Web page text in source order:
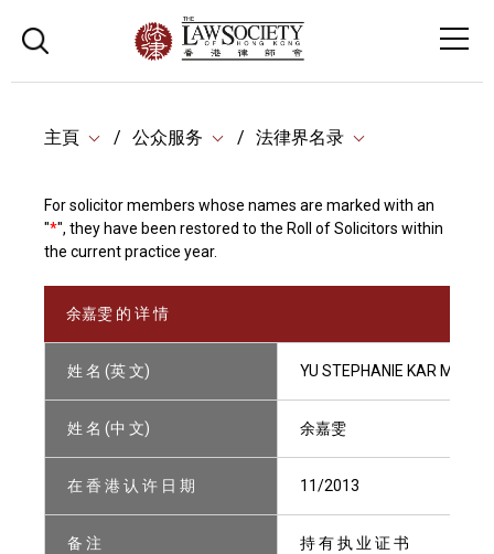
主頁 公众服务 法律界名录
For solicitor members whose names are marked with an
"*", they have been restored to the Roll of Solicitors within
the current practice year.
余嘉雯 的 详 情
姓 名 (英 文) YU STEPHANIE KAR MEN
姓 名 (中 文) 余嘉雯
在 香 港 认 许 日 期 11/2013
备 注 持 有 执 业 证 书